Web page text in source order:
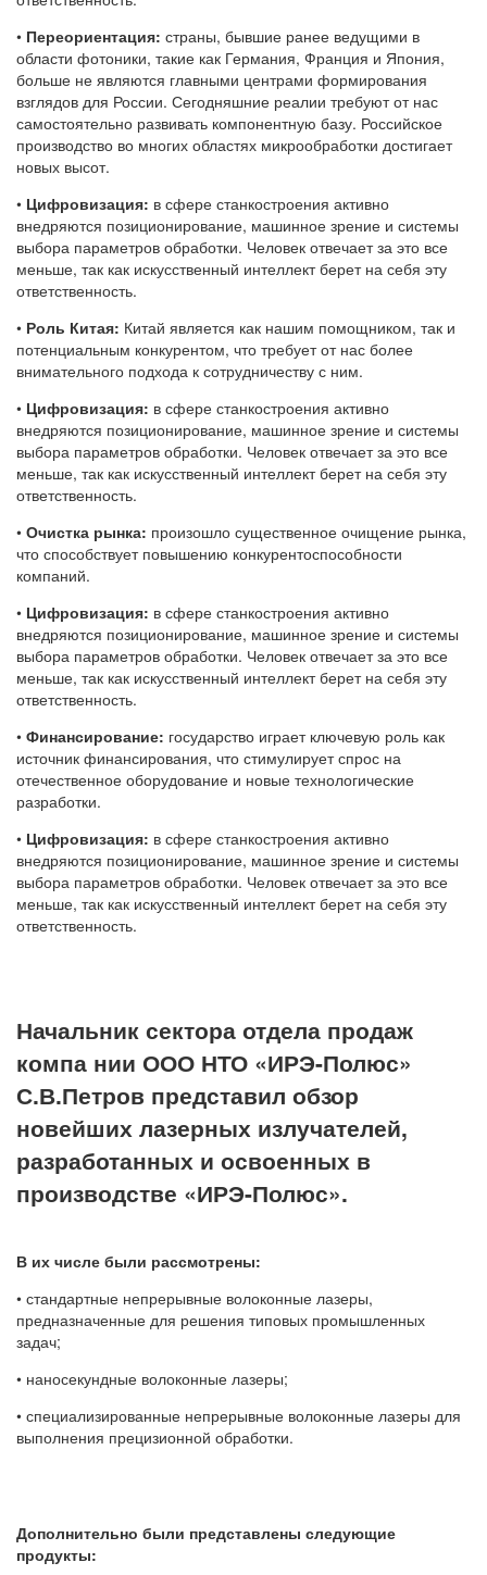
• Переориентация: страны, бывшие ранее ведущими в
области фотоники, такие как Германия, Франция и Япония,
больше не являются главными центрами формирования
взглядов для России. Сегодняшние реалии требуют от нас
самостоятельно развивать компонентную базу. Российское
производство во многих областях микрообработки достигает
новых высот.
• Цифровизация: в сфере станкостроения активно
внедряются позиционирование, машинное зрение и системы
выбора параметров обработки. Человек отвечает за это все
меньше, так как искусственный интеллект берет на себя эту
ответственность.
• Роль Китая: Китай является как нашим помощником, так и
потенциальным конкурентом, что требует от нас более
внимательного подхода к сотрудничеству с ним.
• Цифровизация: в сфере станкостроения активно
внедряются позиционирование, машинное зрение и системы
выбора параметров обработки. Человек отвечает за это все
меньше, так как искусственный интеллект берет на себя эту
ответственность.
• Очистка рынка: произошло существенное очищение рынка,
что способствует повышению конкурентоспособности
компаний.
• Цифровизация: в сфере станкостроения активно
внедряются позиционирование, машинное зрение и системы
выбора параметров обработки. Человек отвечает за это все
меньше, так как искусственный интеллект берет на себя эту
ответственность.
• Финансирование: государство играет ключевую роль как
источник финансирования, что стимулирует спрос на
отечественное оборудование и новые технологические
разработки.
• Цифровизация: в сфере станкостроения активно
внедряются позиционирование, машинное зрение и системы
выбора параметров обработки. Человек отвечает за это все
меньше, так как искусственный интеллект берет на себя эту
ответственность.
Начальник сектора отдела продаж
компа нии ООО НТО «ИРЭ-Полюс»
С.В.Петров представил обзор
новейших лазерных излучателей,
разработанных и освоенных в
производстве «ИРЭ-Полюс».
В их числе были рассмотрены:
• стандартные непрерывные волоконные лазеры,
предназначенные для решения типовых промышленных
задач;
• наносекундные волоконные лазеры;
• специализированные непрерывные волоконные лазеры для
выполнения прецизионной обработки.
Дополнительно были представлены следующие
продукты: